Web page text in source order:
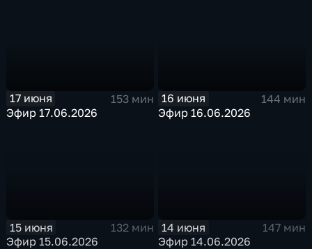
17 июня
153 мин
Эфир 17.06.2026
16 июня
144 мин
Эфир 16.06.2026
15 июня
132 мин
Эфир 15.06.2026
14 июня
147 мин
Эфир 14.06.2026